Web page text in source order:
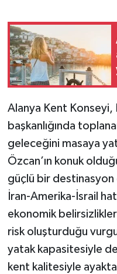
Alanya Kent Konseyi,
başkanlığında
geleceğini masaya
Özcan’ın konuk
güçlü bir destinasyon
İran-Amerika-İsrail
ekonomik
risk oluşturduğu
yatak kapasitesiyle
kent kalitesiyle